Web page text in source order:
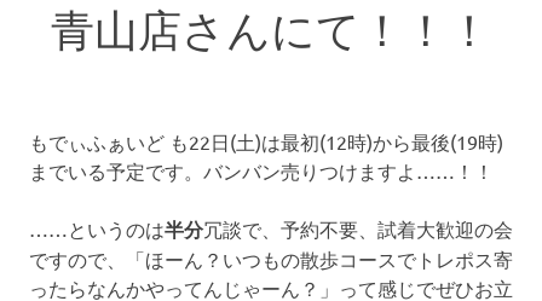
青山店さんにて！！！
もでぃふぁいど も22日(土)は最初(12時)から最後(19時)
までいる予定です。バンバン売りつけますよ……！！
……というのは半分冗談で、予約不要、試着大歓迎の会
ですので、「ほーん？いつもの散歩コースでトレポス寄
ったらなんかやってんじゃーん？」って感じでぜひお立